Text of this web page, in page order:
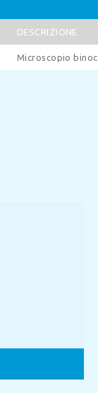
DESCRIZIONE
Microscopio